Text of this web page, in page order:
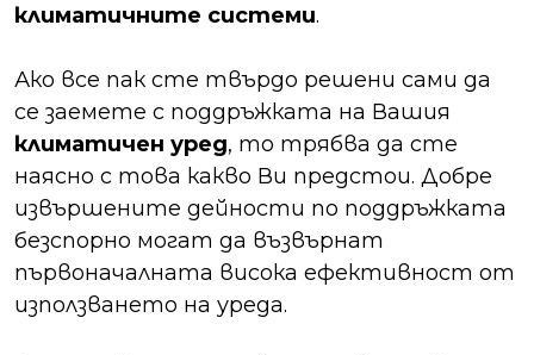
климатичните системи.
Ако все пак сте твърдо решени сами да
се заемете с поддръжката на Вашия
климатичен уред, то трябва да сте
наясно с това какво Ви предстои. Добре
извършените дейности по поддръжката
безспорно могат да възвърнат
първоначалната висока ефективност от
използването на уреда.